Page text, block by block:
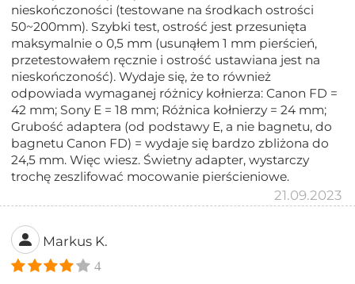
nieskończoności (testowane na środkach ostrości
50~200mm). Szybki test, ostrość jest przesunięta
maksymalnie o 0,5 mm (usunąłem 1 mm pierścień,
przetestowałem ręcznie i ostrość ustawiana jest na
nieskończoność). Wydaje się, że to również
odpowiada wymaganej różnicy kołnierza: Canon FD =
42 mm; Sony E = 18 mm; Różnica kołnierzy = 24 mm;
Grubość adaptera (od podstawy E, a nie bagnetu, do
bagnetu Canon FD) = wydaje się bardzo zbliżona do
24,5 mm. Więc wiesz. Świetny adapter, wystarczy
trochę zeszlifować mocowanie pierścieniowe.
21.09.2023
Markus K.
4